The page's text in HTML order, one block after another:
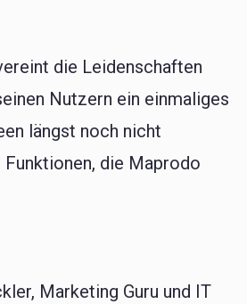
die Leidenschaften
Nutzern ein einmaliges
längst noch nicht
die Maprodo
Marketing Guru und IT